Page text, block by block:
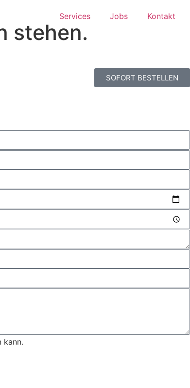
Services Jobs Kontakt
stehen.
SOFORT BESTELLEN
kann.